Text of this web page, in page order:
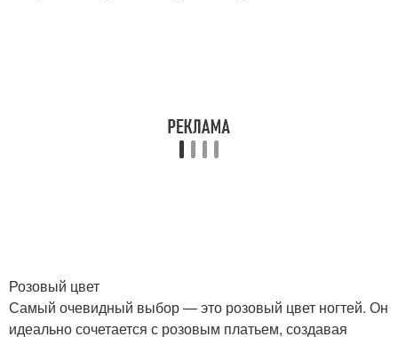
Розовый цвет
Самый очевидный выбор — это розовый цвет ногтей. Он
идеально сочетается с розовым платьем, создавая